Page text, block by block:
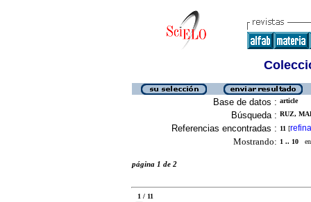
Base de datos : article
Búsqueda : RUZ,
Referencias encontradas : 11 [
Mostrando: 1 .. 10 en
página 1 de 2
1 / 11